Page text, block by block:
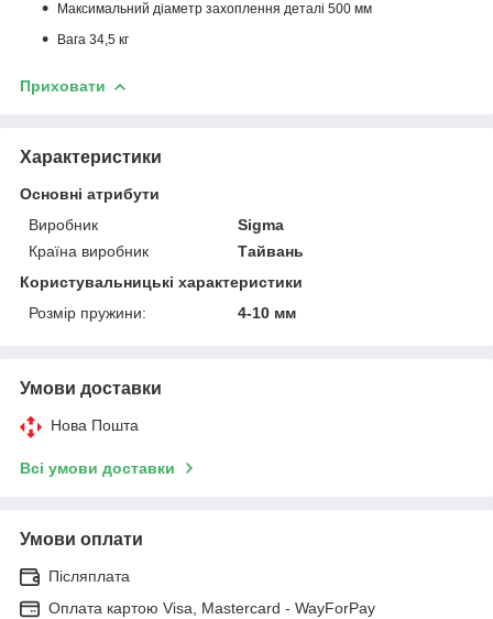
Максимальний діаметр захоплення деталі 500 мм
Вага 34,5 кг
Приховати
Характеристики
Основні атрибути
Виробник
Sigma
Країна виробник
Тайвань
Користувальницькі характеристики
Розмір пружини:
4-10 мм
Умови доставки
Нова Пошта
Всі умови доставки
Умови оплати
Післяплата
Оплата картою Visa, Mastercard - WayForPay